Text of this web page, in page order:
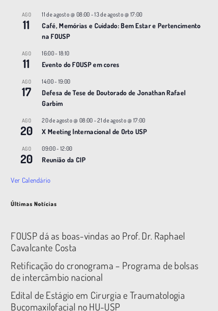
AGO
11
11 de agosto @ 08:00 -13 de agosto @ 17:00
Café, Memórias e Cuidado: Bem Estar e Pertencimento
na FOUSP
AGO
11
16:00- 18:10
Evento do FOUSP em cores
AGO
17
14:00- 19:00
Defesa de Tese de Doutorado de Jonathan Rafael
Garbim
AGO
20
20 de agosto @ 08:00 -21 de agosto @ 17:00
X Meeting |nternacional de Orto USP
AGO
20
09:00- 12:00
Reunião da CIP
Ver Calendário
Últimas Notícias
FOUSP dá as boas-vindas ao Prof. Dr. Raphael
Cavalcante Costa
Retificação do cronograma – Programa de bolsas
de intercâmbio nacional
Edital de Estágio em Cirurgia e Traumatologia
Bucomaxilofacial no HU-USP